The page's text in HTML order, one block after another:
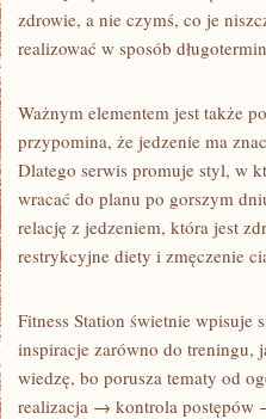
zdrowie, a nie czymś, co je
realizować w sposób
Ważnym elementem jest także
przypomina, że jedzenie ma
Dlatego serwis promuje styl, w
wracać do planu po gorszym
relację z jedzeniem, która jest
restrykcyjne diety i zmęczenie
Fitness Station świetnie wpisuje
inspiracje zarówno do treningu,
wiedzę, bo porusza tematy od
realizacja → kontrola postępów